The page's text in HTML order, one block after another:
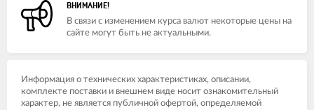
ВНИМАНИЕ!
В связи с изменением курса валют некоторые цены на
сайте могут быть не актуальными.
Информация о технических характеристиках, описании,
комплекте поставки и внешнем виде носит ознакомительный
характер, не является публичной офертой, определяемой